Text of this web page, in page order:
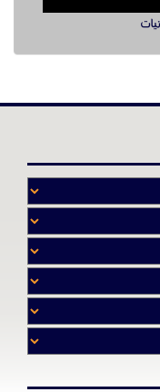
بين البائع
السلــع
كانـوا